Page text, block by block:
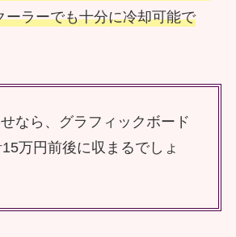
ーラーでも十分に冷却可能で
なら、グラフィックボード
万円前後に収まるでしょ